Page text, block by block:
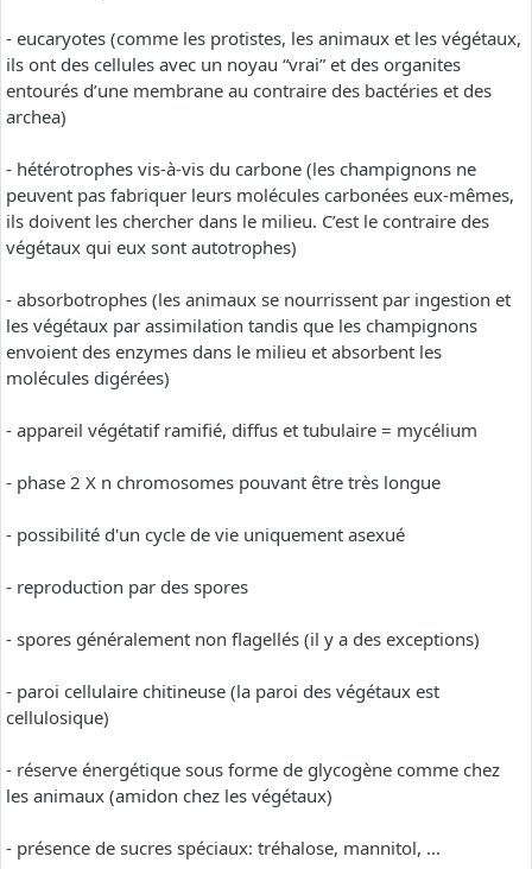
- eucaryotes (comme les protistes, les animaux et les végétaux,
ils ont des cellules avec un noyau “vrai” et des organites
entourés d’une membrane au contraire des bactéries et des
archea)
- hétérotrophes vis-à-vis du carbone (les champignons ne
peuvent pas fabriquer leurs molécules carbonées eux-mêmes,
ils doivent les chercher dans le milieu. C’est le contraire des
végétaux qui eux sont autotrophes)
- absorbotrophes (les animaux se nourrissent par ingestion et
les végétaux par assimilation tandis que les champignons
envoient des enzymes dans le milieu et absorbent les
molécules digérées)
- appareil végétatif ramifié, diffus et tubulaire = mycélium
- phase 2 X n chromosomes pouvant être très longue
- possibilité d'un cycle de vie uniquement asexué
- reproduction par des spores
- spores généralement non flagellés (il y a des exceptions)
- paroi cellulaire chitineuse (la paroi des végétaux est
cellulosique)
- réserve énergétique sous forme de glycogène comme chez
les animaux (amidon chez les végétaux)
- présence de sucres spéciaux: tréhalose, mannitol, ...